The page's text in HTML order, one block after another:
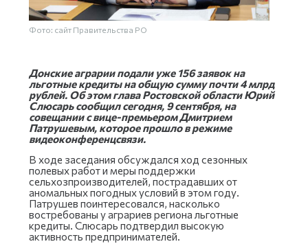
Фото: сайт Правительства РО
Донские аграрии подали уже 156 заявок на
льготные кредиты на общую сумму почти 4 млрд
рублей. Об этом глава Ростовской области Юрий
Слюсарь сообщил сегодня, 9 сентября, на
совещании с вице-премьером Дмитрием
Патрушевым, которое прошло в режиме
видеоконференцсвязи.
В ходе заседания обсуждался ход сезонных
полевых работ и меры поддержки
сельхозпроизводителей, пострадавших от
аномальных погодных условий в этом году.
Патрушев поинтересовался, насколько
востребованы у аграриев региона льготные
кредиты. Слюсарь подтвердил высокую
активность предпринимателей.